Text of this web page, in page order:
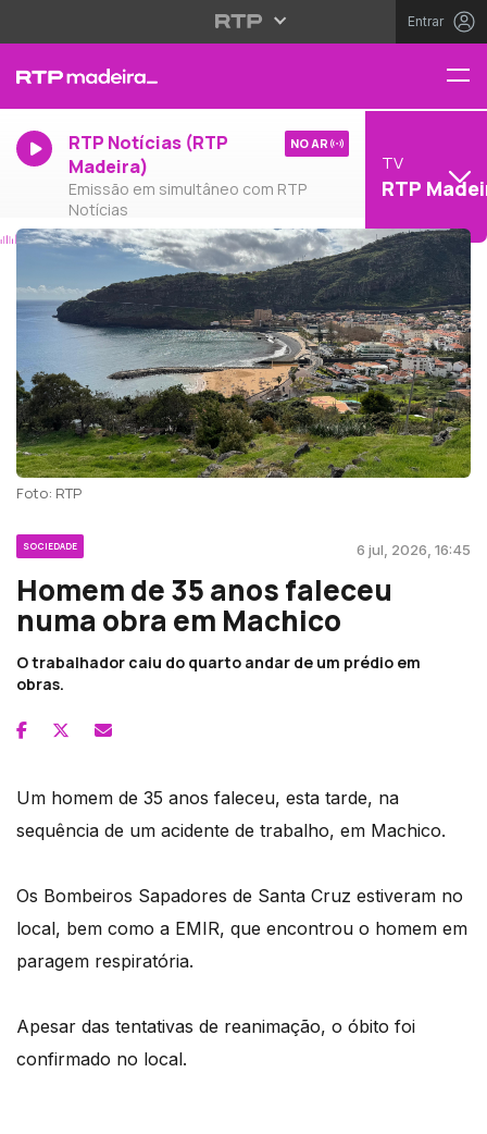
Entrar
RTP Notícias (RTP
Madeira)
Emissão em simultâneo com RTP
Notícias
NO AR
TV
RTP
Foto: RTP
SOCIEDADE 6 jul, 2026, 16:45
Homem de 35 anos faleceu
numa obra em Machico
O trabalhador caiu do quarto andar de um prédio em
obras.
Um homem de 35 anos faleceu, esta tarde, na
sequência de um acidente de trabalho, em Machico.
Os Bombeiros Sapadores de Santa Cruz estiveram no
local, bem como a EMIR, que encontrou o homem em
paragem respiratória.
Apesar das tentativas de reanimação, o óbito foi
confirmado no local.